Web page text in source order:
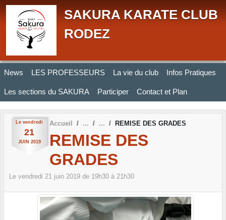
SAKURA KARATE CLUB
RODEZ
News LES PROFESSEURS La vie du club Infos Pratiques
Les sections du SAKURA Participer Contact et Plan
Le vendredi
21
JUIN 2019
Accueil REMISE DES GRADES
REMISE DES
GRADES
Le vendredi 21 juin 2019 de 19h30 à 21h30
Panneau de gestion des cookies